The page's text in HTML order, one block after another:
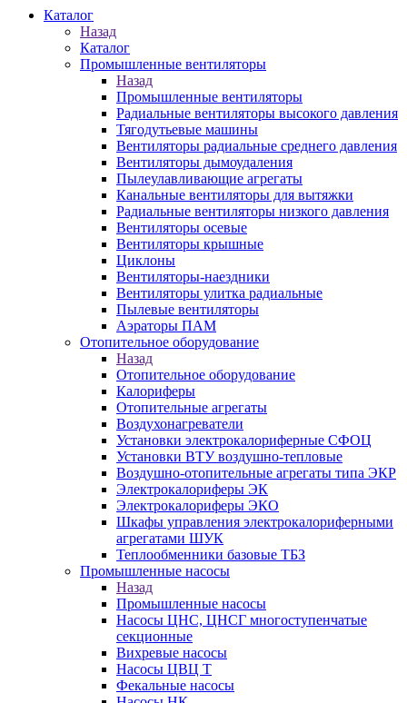
Каталог
Назад
Каталог
Промышленные вентиляторы
Назад
Промышленные вентиляторы
Радиальные вентиляторы высокого давления
Тягодутьевые машины
Вентиляторы радиальные среднего давления
Вентиляторы дымоудаления
Пылеулавливающие агрегаты
Канальные вентиляторы для вытяжки
Радиальные вентиляторы низкого давления
Вентиляторы осевые
Вентиляторы крышные
Циклоны
Вентиляторы-наездники
Вентиляторы улитка радиальные
Пылевые вентиляторы
Аэраторы ПАМ
Отопительное оборудование
Назад
Отопительное оборудование
Калориферы
Отопительные агрегаты
Воздухонагреватели
Установки электрокалориферные СФОЦ
Установки ВТУ воздушно-тепловые
Воздушно-отопительные агрегаты типа ЭКР
Электрокалориферы ЭК
Электрокалориферы ЭКО
Шкафы управления электрокалориферными
агрегатами ШУК
Теплообменники базовые ТБЗ
Промышленные насосы
Назад
Промышленные насосы
Насосы ЦНС, ЦНСГ многоступенчатые
секционные
Вихревые насосы
Насосы ЦВЦ Т
Фекальные насосы